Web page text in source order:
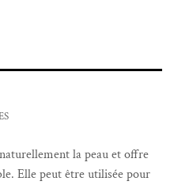
la peau et offre
Ellepeut être utilisée pour